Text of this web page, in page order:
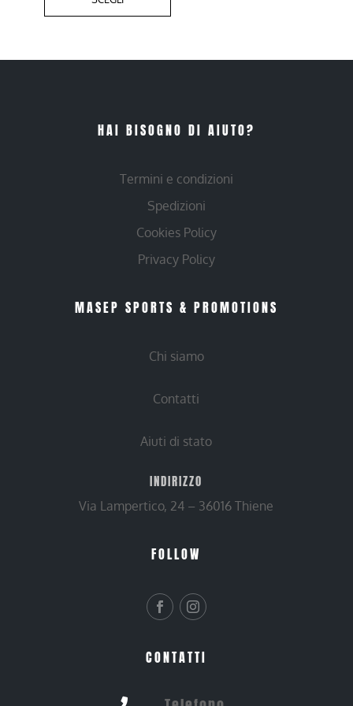
HAI BISOGNO DI AIUTO?
Termini e condizioni
Spedizioni
Cookies Policy
Privacy Policy
MASEP SPORTS & PROMOTIONS
Chi siamo
Contatti
Aiuti di stato
INDIRIZZO
Via Lampertico, 24 – 36016 Thiene
FOLLOW
CONTATTI